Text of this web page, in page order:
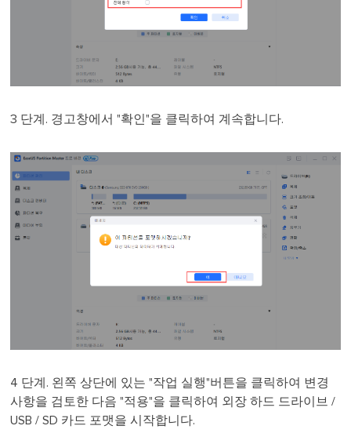
3 단계. 경고창에서 "확인"을 클릭하여 계속합니다.
4 단계. 왼쪽 상단에 있는 "작업 실행"버튼을 클릭하여 변경
사항을 검토한 다음 "적용"을 클릭하여 외장 하드 드라이브 /
USB / SD 카드 포맷을 시작합니다.